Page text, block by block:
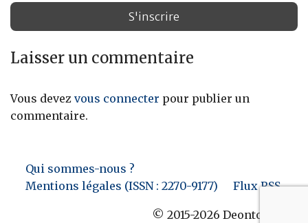
Laisser un commentaire
Vous devez vous connecter pour publier un
commentaire.
Qui sommes-nous ?
Mentions légales (ISSN : 2270-9177)
Flux RSS
© 2015-2026 Deontofi.com